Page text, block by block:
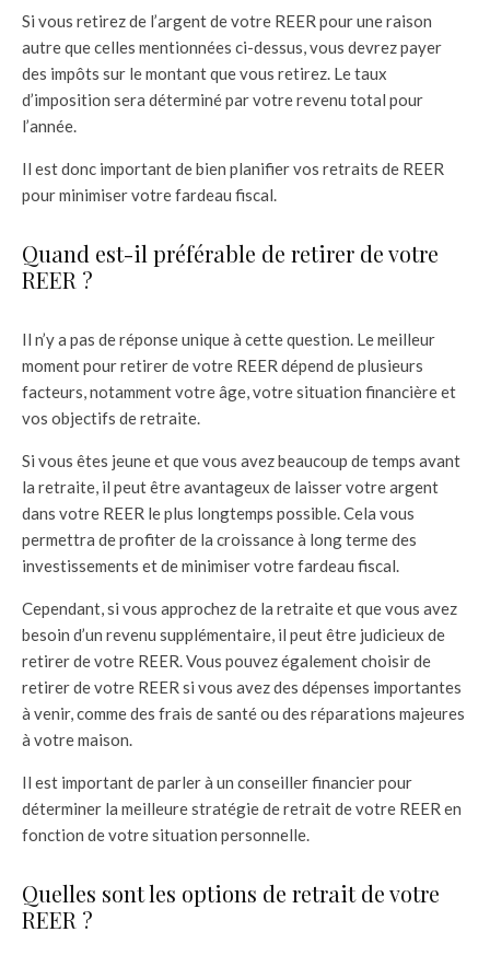
Si vous retirez de l’argent de votre REER pour une raison
autre que celles mentionnées ci-dessus, vous devrez payer
des impôts sur le montant que vous retirez. Le taux
d’imposition sera déterminé par votre revenu total pour
l’année.
Il est donc important de bien planifier vos retraits de REER
pour minimiser votre fardeau fiscal.
Quand est-il préférable de retirer de votre
REER ?
Il n’y a pas de réponse unique à cette question. Le meilleur
moment pour retirer de votre REER dépend de plusieurs
facteurs, notamment votre âge, votre situation financière et
vos objectifs de retraite.
Si vous êtes jeune et que vous avez beaucoup de temps avant
la retraite, il peut être avantageux de laisser votre argent
dans votre REER le plus longtemps possible. Cela vous
permettra de profiter de la croissance à long terme des
investissements et de minimiser votre fardeau fiscal.
Cependant, si vous approchez de la retraite et que vous avez
besoin d’un revenu supplémentaire, il peut être judicieux de
retirer de votre REER. Vous pouvez également choisir de
retirer de votre REER si vous avez des dépenses importantes
à venir, comme des frais de santé ou des réparations majeures
à votre maison.
Il est important de parler à un conseiller financier pour
déterminer la meilleure stratégie de retrait de votre REER en
fonction de votre situation personnelle.
Quelles sont les options de retrait de votre
REER ?